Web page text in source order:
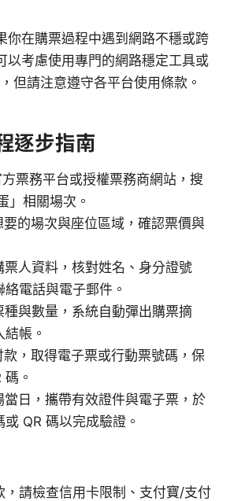
你在購票過程中遇到網路不穩或跨
以考慮使用專門的網路穩定工具或
但請注意遵守各平台使用條款。
逐步指南
票務平台或授權票務商網站，搜
」相關場次。
的場次與座位區域，確認票價與
人資料，核對姓名、身分證號
絡電話與電子郵件。
與數量，系統自動彈出購票摘
帳。
，取得電子票或行動票號碼，保
。
日，攜帶有效證件與電子票，於
或 QR 碼以完成驗證。
，請檢查信用卡限制、支付寶/支付